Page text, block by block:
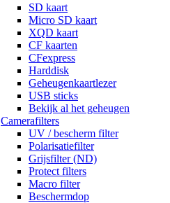
SD kaart
Micro SD kaart
XQD kaart
CF kaarten
CFexpress
Harddisk
Geheugenkaartlezer
USB sticks
Bekijk al het geheugen
Camerafilters
UV / bescherm filter
Polarisatiefilter
Grijsfilter (ND)
Protect filters
Macro filter
Beschermdop